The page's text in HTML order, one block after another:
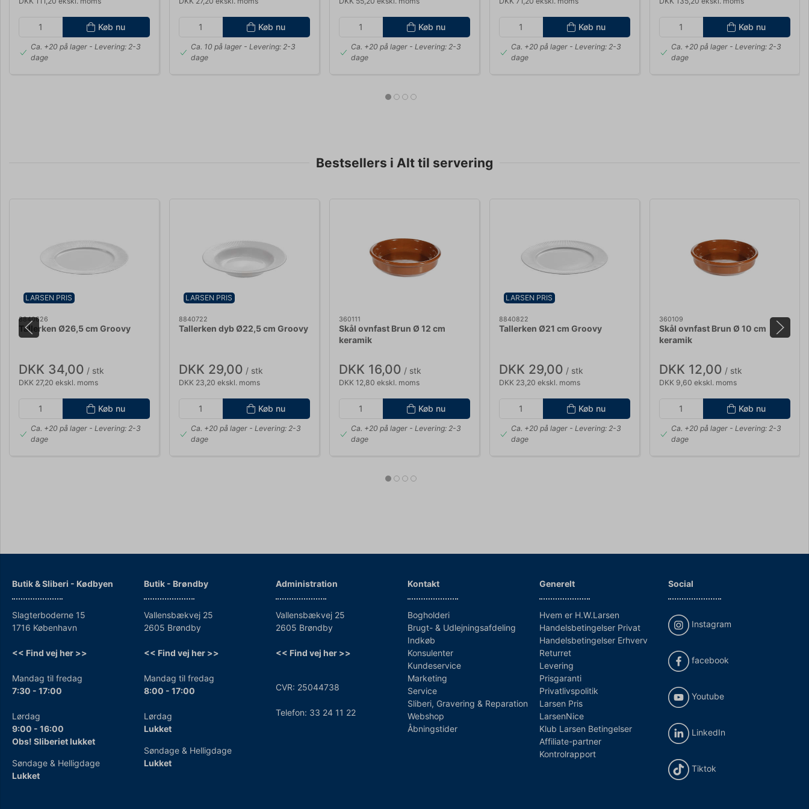
Køb nu
Ca. +20 på lager- Levering: 2-3
dage
Køb nu
Ca. 10 på lager - Levering: 2-3
dage
Køb nu
Ca. +20 på lager- Levering: 2-3
dage
Køb nu
Ca. +20 på lager- Levering: 2-3
dage
Køb nu
Ca. +20 på lager- Levering: 2-3
dage
Bestsellers i Alt til servering
LARSEN PRIS
8840626
Tallerken Ø26,5 cm Groovy
DKK 34,00 / stk
DKK 27,20 ekskl. moms
Køb nu
Ca. +20 på lager- Levering: 2-3
dage
LARSEN PRIS
8840722
Tallerken dyb Ø22,5 cm Groovy
DKK 29,00 / stk
DKK 23,20 ekskl. moms
Køb nu
Ca. +20 på lager- Levering: 2-3
dage
360111
Skål ovnfast Brun Ø 12 cm
keramik
DKK 16,00 / stk
DKK 12,80 ekskl. moms
Køb nu
Ca. +20 på lager- Levering: 2-3
dage
LARSEN PRIS
8840822
Tallerken Ø21 cm Groovy
DKK 29,00 / stk
DKK 23,20 ekskl. moms
Køb nu
Ca. +20 på lager- Levering: 2-3
dage
360109
Skål ovnfast Brun Ø 10 cm
keramik
DKK 12,00 / stk
DKK 9,60 ekskl. moms
Køb nu
Ca. +20 på lager- Levering: 2-3
dage
Butik & Sliberi - Kødbyen
Slagterboderne 15
1716 København
<< Find vej her >>
Mandag til fredag
7:30 - 17:00
Lørdag
9:00 - 16:00
Obs! Sliberiet lukket
Søndage & Helligdage
Lukket
Butik - Brøndby
Vallensbækvej 25
2605 Brøndby
<< Find vej her >>
Mandag til fredag
8:00 - 17:00
Lørdag
Lukket
Søndage & Helligdage
Lukket
Administration
Vallensbækvej 25
2605 Brøndby
<< Find vej her >>
CVR: 25044738
Telefon: 33 24 11 22
Kontakt
Bogholderi
Brugt- & Udlejningsafdeling
Indkøb
Konsulenter
Kundeservice
Marketing
Service
Sliberi, Gravering & Reparation
Webshop
Åbningstider
Generelt
Hvem er H.W.Larsen
Handelsbetingelser Privat
Handelsbetingelser Erhverv
Returret
Levering
Prisgaranti
Privatlivspolitik
Larsen Pris
LarsenNice
Klub Larsen Betingelser
Affiliate-partner
Kontrolrapport
Social
Instagram
facebook
Youtube
LinkedIn
Tiktok